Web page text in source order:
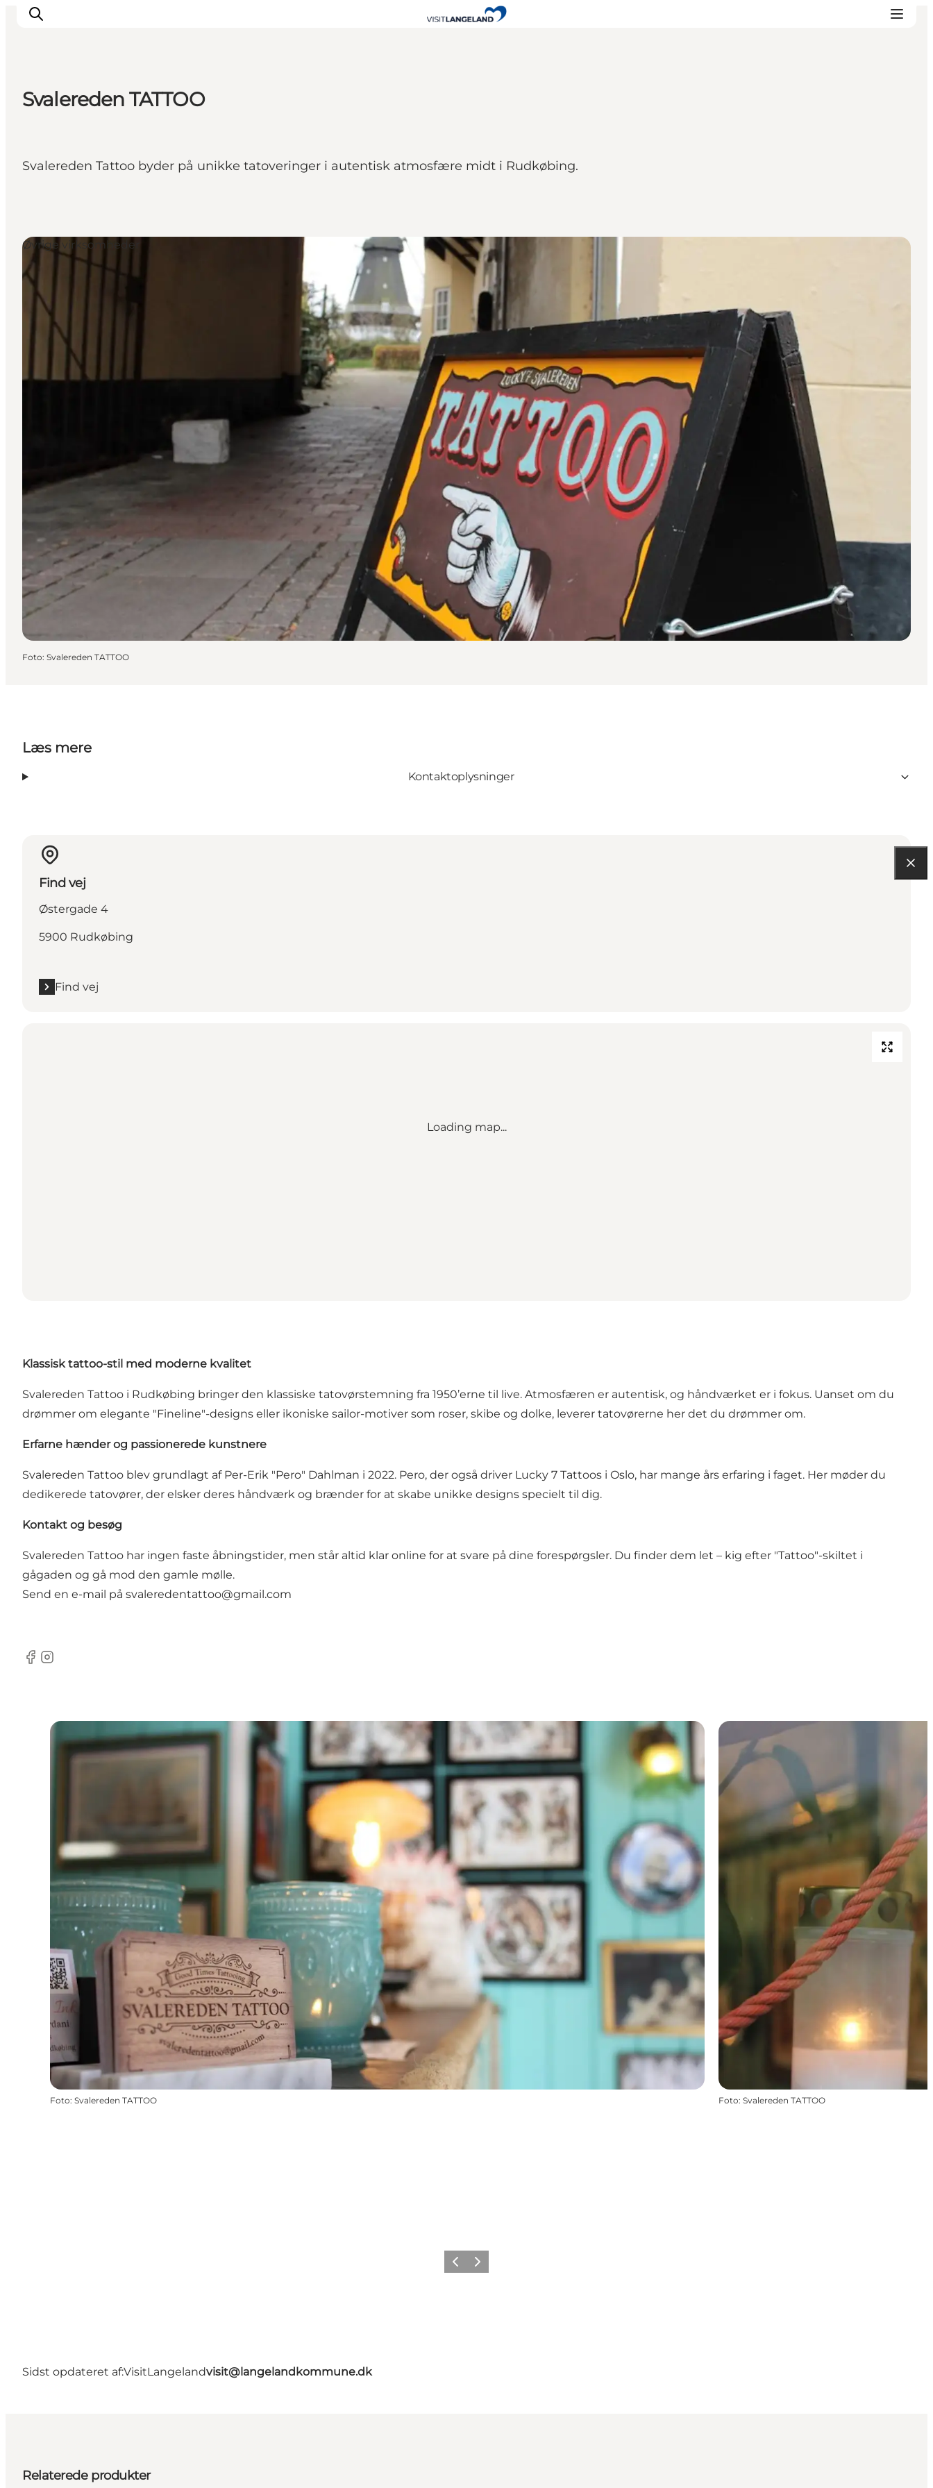
Outdoor
Svalereden TATTOO
Svalereden Tattoo byder på unikke tatoveringer i autentisk atmosfære midt i Rudkøbing.
Øvrige virksomheder
Foto: Svalereden TATTOO
Læs mere
Kontaktoplysninger
Find vej
Østergade 4
5900 Rudkøbing
Find vej
Loading map...
Klassisk tattoo-stil med moderne kvalitet
Svalereden Tattoo i Rudkøbing bringer den klassiske tatovørstemning fra 1950’erne til live. Atmosfæren er autentisk, og håndværket er i fokus. Uanset om du
drømmer om elegante "Fineline"-designs eller ikoniske sailor-motiver som roser, skibe og dolke, leverer tatovørerne her det du drømmer om.
Erfarne hænder og passionerede kunstnere
Svalereden Tattoo blev grundlagt af Per-Erik "Pero" Dahlman i 2022. Pero, der også driver Lucky 7 Tattoos i Oslo, har mange års erfaring i faget. Her møder du
dedikerede tatovører, der elsker deres håndværk og brænder for at skabe unikke designs specielt til dig.
Kontakt og besøg
Svalereden Tattoo har ingen faste åbningstider, men står altid klar online for at svare på dine forespørgsler. Du finder dem let – kig efter "Tattoo"-skiltet i
gågaden og gå mod den gamle mølle.
Send en e-mail på svaleredentattoo@gmail.com
facebook
Instagram
Foto: Svalereden TATTOO Foto: Svalereden TATTOO
ForrigeNæste
Sidst opdateret af:VisitLangelandvisit@langelandkommune.dk
Relaterede produkter